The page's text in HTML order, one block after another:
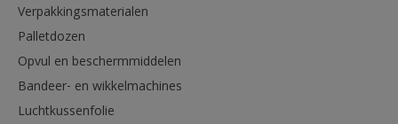
Verpakkingsmaterialen
Palletdozen
Opvul en beschermmiddelen
Bandeer- en wikkelmachines
Luchtkussenfolie